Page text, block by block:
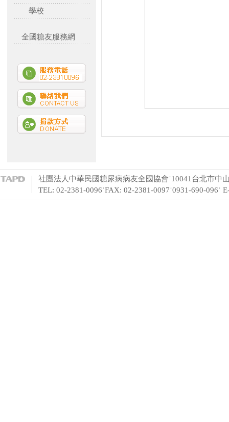
學校
全國糖友服務網
社團法人中華民國糖尿病病友全國協會˙10041台北市中
TEL: 02-2381-0096˙FAX: 02-2381-0097˙0931-690-096˙